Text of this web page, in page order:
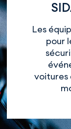
Les
pour
voitures